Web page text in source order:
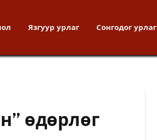
Язгуур урлаг Сонгодог урлаг
өдөрлөг